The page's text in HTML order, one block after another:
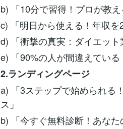
b) 「10分で習得！プロが教え
c) 「明日から使える！年収を
d) 「衝撃の真実：ダイエット
e) 「90%の人が間違えている
2.ランディングページ
a) 「3ステップで始められる
ス」
b) 「今すぐ無料診断！あなた